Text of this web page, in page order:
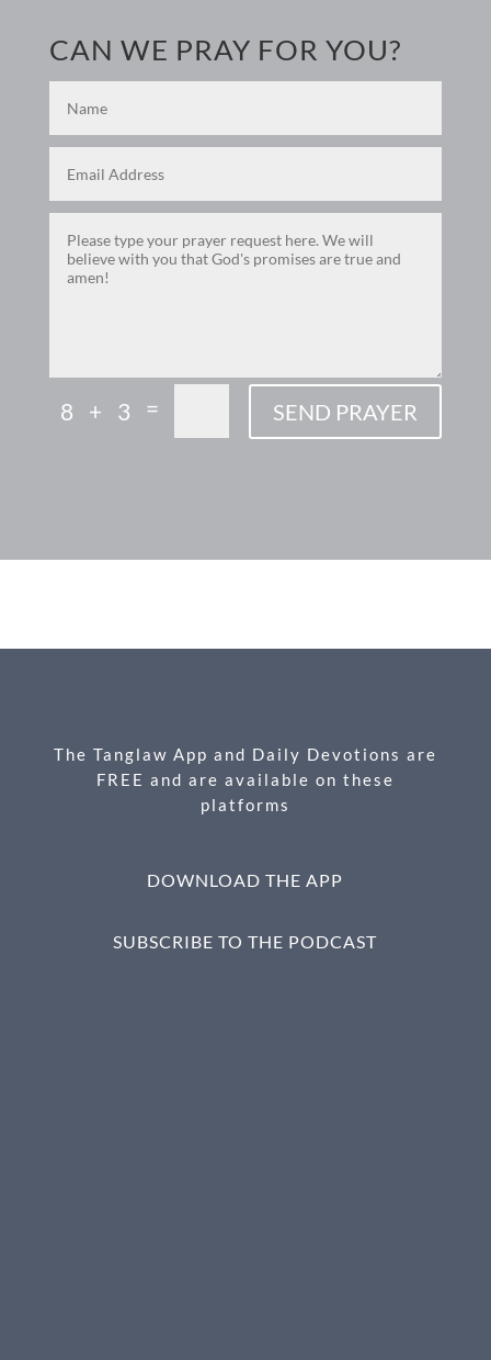
CAN WE PRAY FOR YOU?
8 + 3 = SEND PRAYER
ac
b
k
es
n
m ri h
e
The Tanglaw App and Daily Devotions are
FREE and are available on these
platforms
DOWNLOAD THE APP
SUBSCRIBE TO THE PODCAST